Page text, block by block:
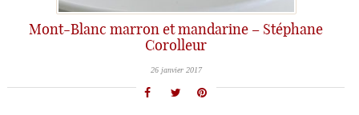
Mont-Blanc marron et mandarine – Stéphane
Corolleur
26 janvier 2017